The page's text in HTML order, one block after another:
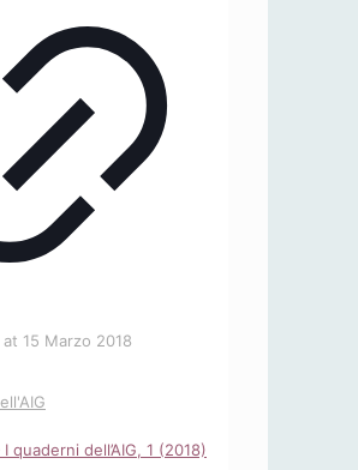
at 15 Marzo 2018
quaderni dell’AIG, 1 (2018)